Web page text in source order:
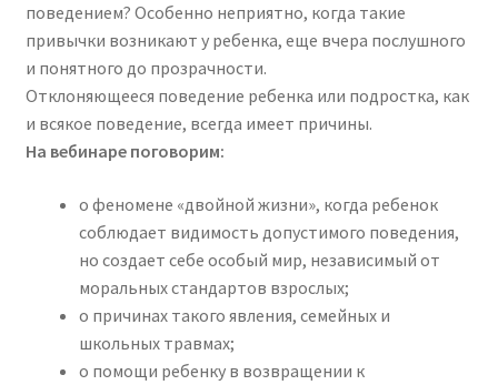
поведением? Особенно неприятно, когда такие
привычки возникают у ребенка, еще вчера послушного
и понятного до прозрачности.
Отклоняющееся поведение ребенка или подростка, как
и всякое поведение, всегда имеет причины.
На вебинаре поговорим:
о феномене «двойной жизни», когда ребенок
соблюдает видимость допустимого поведения,
но создает себе особый мир, независимый от
моральных стандартов взрослых;
о причинах такого явления, семейных и
школьных травмах;
о помощи ребенку в возвращении к